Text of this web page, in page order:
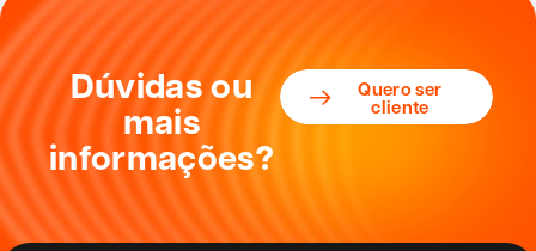
Dúvidas ou
mais
informações?
Quero ser
cliente